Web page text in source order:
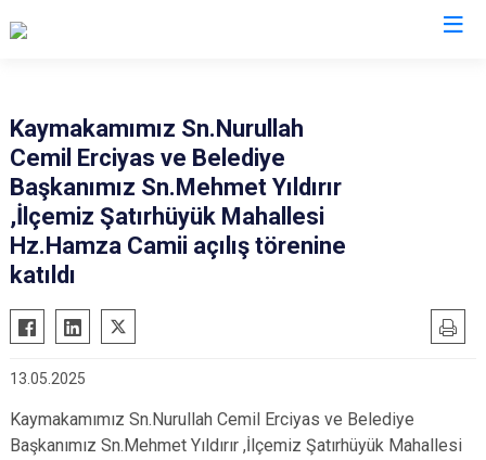
Araban
İslahiye
Karkamış
Nizip
Nurdağı
Oğuzeli
Şahinbey
Yavuzeli
Kaymakamımız Sn.Nurullah
Cemil Erciyas ve Belediye
Başkanımız Sn.Mehmet Yıldırır
,İlçemiz Şatırhüyük Mahallesi
Hz.Hamza Camii açılış törenine
katıldı
13.05.2025
Kaymakamımız Sn.Nurullah Cemil Erciyas ve Belediye
Başkanımız Sn.Mehmet Yıldırır ,İlçemiz Şatırhüyük Mahallesi